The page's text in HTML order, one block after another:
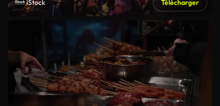
iStock Télécharger